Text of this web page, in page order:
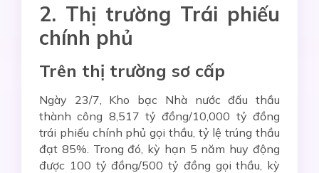
2. Thị trường Trái phiếu
chính phủ
Trên thị trường sơ cấp
Ngày 23/7, Kho bạc Nhà nước đấu thầu
thành công 8,517 tỷ đồng/10,000 tỷ đồng
trái phiếu chính phủ gọi thầu, tỷ lệ trúng thầu
đạt 85%. Trong đó, kỳ hạn 5 năm huy động
được 100 tỷ đồng/500 tỷ đồng gọi thầu, kỳ